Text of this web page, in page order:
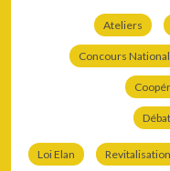
Ateliers
Concours
Loi Elan